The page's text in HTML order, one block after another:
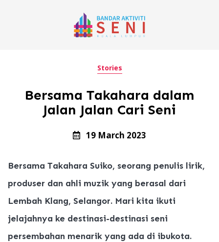
Stories
Bersama Takahara dalam
Jalan Jalan Cari Seni
19 March 2023
Bersama Takahara Suiko, seorang penulis lirik,
produser dan ahli muzik yang berasal dari
Lembah Klang, Selangor. Mari kita ikuti
jelajahnya ke destinasi-destinasi seni
persembahan menarik yang ada di ibukota.